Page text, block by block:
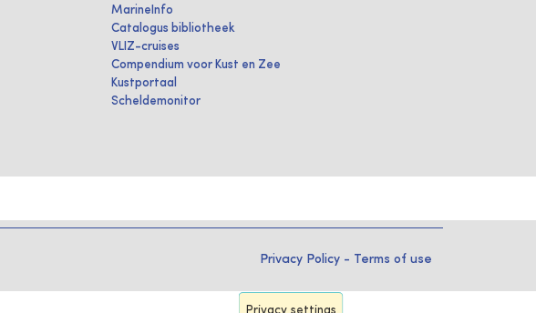
MarineInfo
Catalogus bibliotheek
VLIZ-cruises
Compendium voor Kust en Zee
Kustportaal
Scheldemonitor
Privacy Policy - Terms of use